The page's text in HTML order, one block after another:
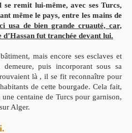
remit lui-même, avec ses Turcs,
même le pays, entre les mains de
usa de bien grande cruauté, car,
fut tranchée devant lui.
mais encore ses esclaves et
puis incorporant sous sa
là , il se fit reconnaître pour
de cette bourgade. Cela fait,
centaine de Turcs pour garnison,
Alger.